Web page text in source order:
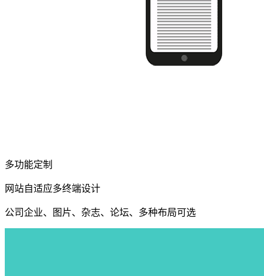
多功能定制
网站自适应多终端设计
公司企业、图片、杂志、论坛、多种布局可选